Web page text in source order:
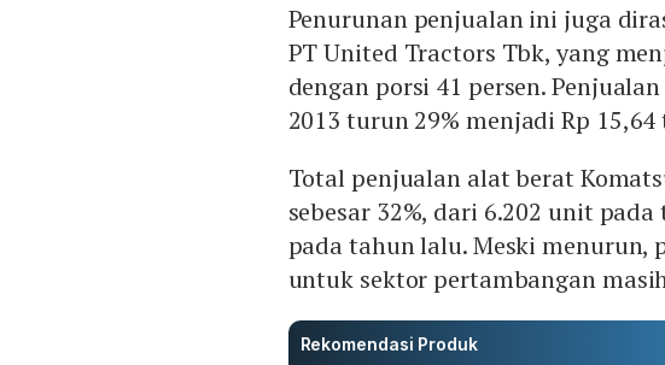
Penurunan penjualan ini juga
PT United Tractors Tbk, yang
dengan porsi 41 persen.
2013 turun 29% menjadi Rp
Total penjualan alat berat
sebesar 32%, dari 6.202 unit
pada tahun lalu. Meski menurun,
untuk sektor pertambangan
Rekomendasi Produk